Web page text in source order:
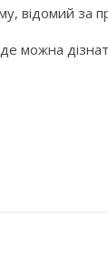
відомий
можна